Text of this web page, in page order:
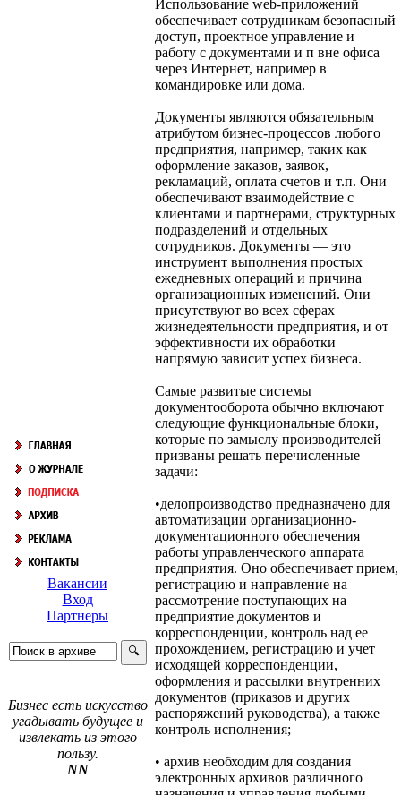
Вакансии
Вход
Партнеры
Бизнес есть искусство
угадывать будущее и
извлекать из этого
пользу.
NN
Использование web-приложений
обеспечивает сотрудникам безопасный
доступ, проектное управление и
работу с документами и п вне офиса
через Интернет, например в
командировке или дома.
Документы являются обязательным
атрибутом бизнес-процессов любого
предприятия, например, таких как
оформление заказов, заявок,
рекламаций, оплата счетов и т.п. Они
обеспечивают взаимодействие с
клиентами и партнерами, структурных
подразделений и отдельных
сотрудников. Документы — это
инструмент выполнения простых
ежедневных операций и причина
организационных изменений. Они
присутствуют во всех сферах
жизнедеятельности предприятия, и от
эффективности их обработки
напрямую зависит успех бизнеса.
Самые развитые системы
документооборота обычно включают
следующие функциональные блоки,
которые по замыслу производителей
призваны решать перечисленные
задачи:
•делопроизводство предназначено для
автоматизации организационно-
документационного обеспечения
работы управленческого аппарата
предприятия. Оно обеспечивает прием,
регистрацию и направление на
рассмотрение поступающих на
предприятие документов и
корреспонденции, контроль над ее
прохождением, регистрацию и учет
исходящей корреспонденции,
оформления и рассылки внутренних
документов (приказов и других
распоряжений руководства), а также
контроль исполнения;
• архив необходим для создания
электронных архивов различного